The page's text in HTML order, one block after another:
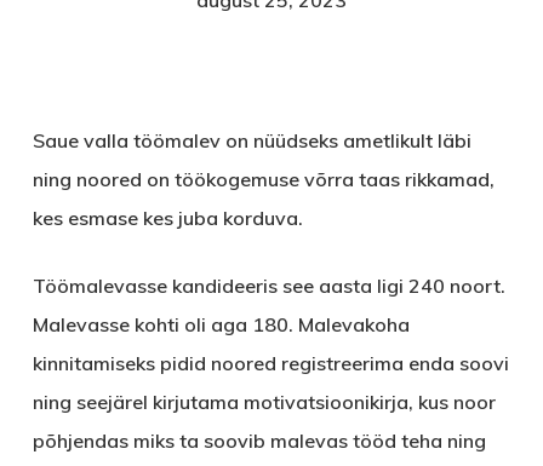
Saue valla töömalev on nüüdseks ametlikult läbi
ning noored on töökogemuse võrra taas rikkamad,
kes esmase kes juba korduva.
Töömalevasse kandideeris see aasta ligi 240 noort.
Malevasse kohti oli aga 180. Malevakoha
kinnitamiseks pidid noored registreerima enda soovi
ning seejärel kirjutama motivatsioonikirja, kus noor
põhjendas miks ta soovib malevas tööd teha ning